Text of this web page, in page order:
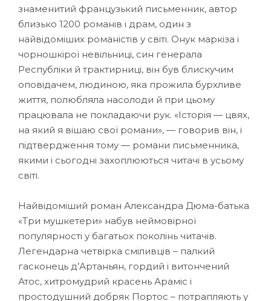
знаменитий французький письменник, автор
близько 1200 романів і драм, один з
найвідоміших романістів у світі. Онук маркіза і
чорношкірої невільниці, син генерала
Республіки й трактирниці, він був блискучим
оповідачем, людиною, яка прожила бурхливе
життя, полюбляла насолоди й при цьому
працювала не покладаючи рук. «Історія — цвях,
на який я вішаю свої романи», — говорив він, і
підтвердження тому — романи письменника,
якими і сьогодні захоплюються читачі в усьому
світі.
Найвідоміший роман Александра Дюма-батька
«Три мушкетери» набув неймовірної
популярності у багатьох поколінь читачів.
Легендарна четвірка сміливців – палкий
гасконець д’Артаньян, гордий і витончений
Атос, хитромудрий красень Араміс і
простодушний добряк Портос – потрапляють у